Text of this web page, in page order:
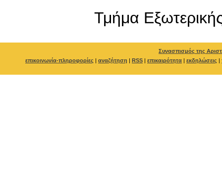
Τμήμα
Συνασπισμός της
επικοινωνία-πληροφορίες | αναζήτηση | RSS | επικαιρότητα | εκδηλώσεις |